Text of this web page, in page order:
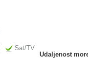
Sat/TV
Udaljenost